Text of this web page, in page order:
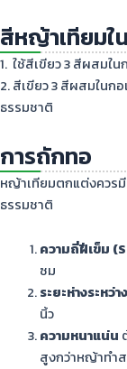
สีหญ้าเทียม
1. ใช้สีเขียว 3 สีผสมใ
2. สีเขียว 3 สีผสมในก
ธรรมชาติ
การถักทอ
หญ้าเทียมตกแต่งควร
ธรรมชาติ
ความถี่ฝีเข็ม
ซม
ระยะห่างระหว่
นิ้ว
ความหนาแน่น
สูงกว่าหญ้าทำ